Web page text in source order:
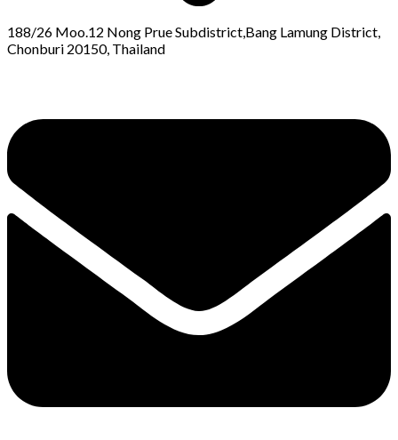
188/26 Moo.12 Nong Prue Subdistrict,Bang Lamung District,
Chonburi 20150, Thailand